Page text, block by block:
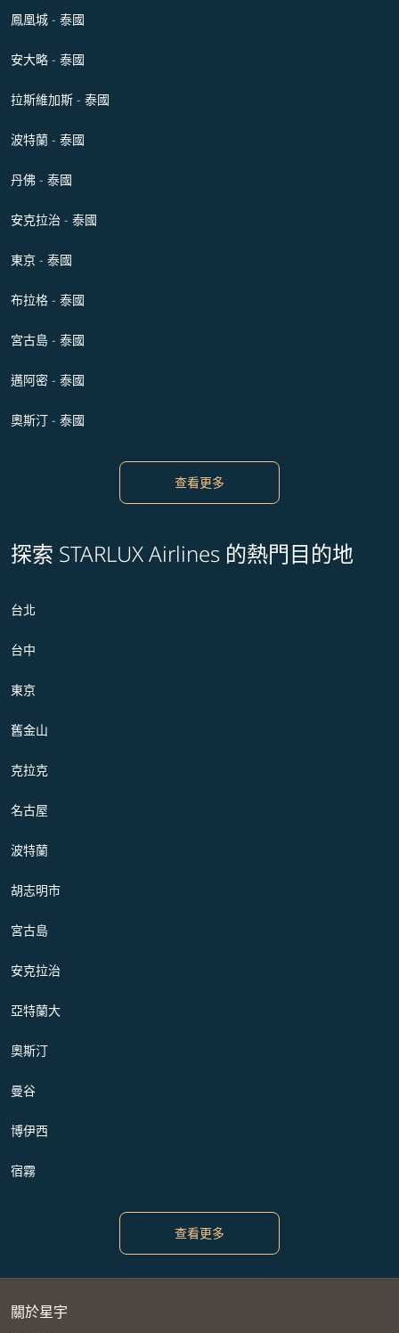
鳳凰城 - 泰國
安大略 - 泰國
拉斯維加斯 - 泰國
波特蘭 - 泰國
丹佛 - 泰國
安克拉治 - 泰國
東京 - 泰國
布拉格 - 泰國
宮古島 - 泰國
邁阿密 - 泰國
奧斯汀 - 泰國
查看更多
探索 STARLUX Airlines 的熱門目的地
台北
台中
東京
舊金山
克拉克
名古屋
波特蘭
胡志明市
宮古島
安克拉治
亞特蘭大
奧斯汀
曼谷
博伊西
宿霧
查看更多
關於星宇